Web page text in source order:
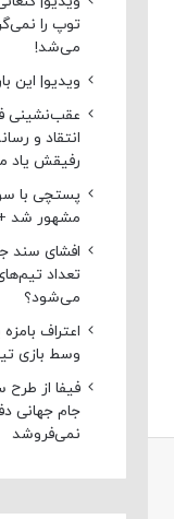
توپ را
می‌شد!
ویدیو| این
عقب‌نشینی
انتقاد و
رفیقش یاد
پستچی با
مشهور شد
می‌شود؟
اعتراف
وسط بازی
فیفا از
جام جهانی
نمی‌فروشد